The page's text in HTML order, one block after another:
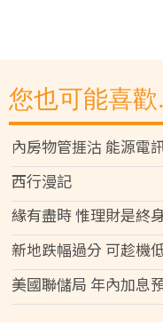
您也可能喜歡
內房物管捱沽 能源電
西行漫記
緣有盡時 惟理財是終
新地跌幅過分 可趁機
美國聯儲局 年內加息